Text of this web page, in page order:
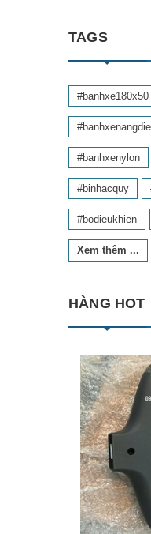
TAGS
#banhxe180x50
#banhxenylon
#binhacquy
#bodieukhien
Xem thêm ...
HÀNG HOT